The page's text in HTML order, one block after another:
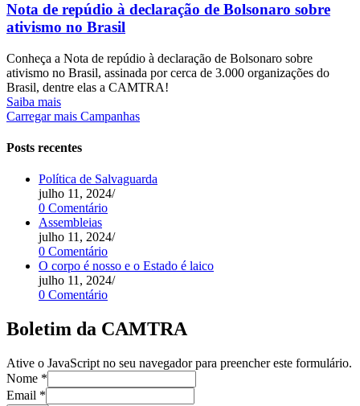
Nota de repúdio à declaração de Bolsonaro sobre
ativismo no Brasil
Conheça a Nota de repúdio à declaração de Bolsonaro sobre
ativismo no Brasil, assinada por cerca de 3.000 organizações do
Brasil, dentre elas a CAMTRA!
Saiba mais
Carregar mais Campanhas
Posts recentes
Política de Salvaguarda
julho 11, 2024/
0 Comentário
Assembleias
julho 11, 2024/
0 Comentário
O corpo é nosso e o Estado é laico
julho 11, 2024/
0 Comentário
Boletim da CAMTRA
Ative o JavaScript no seu navegador para preencher este formulário.
Nome *
Email *